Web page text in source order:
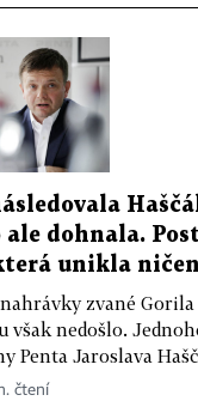
ale dohnala.
unikla
zvané
však nedošlo.
Penta Jaroslava
čtení